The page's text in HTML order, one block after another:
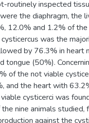
routinely inspected
the diaphragm, the
12.0% and 1.2% of
was the
by 76.3% in heart
tongue (50%).
of the not viable
and the heart with
cysticerci was
nine animals studied,
against the